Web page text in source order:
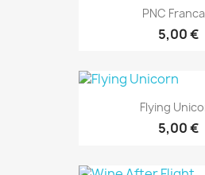
PNC
5,00 €
Flying
5,00 €